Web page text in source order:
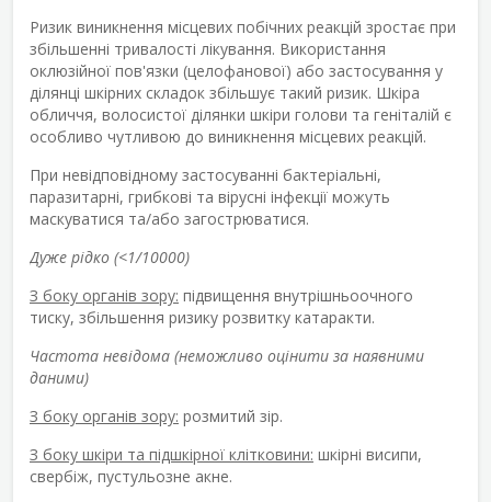
Ризик виникнення місцевих побічних реакцій зростає при
збільшенні тривалості лікування. Використання
оклюзійної пов'язки (целофанової) або застосування у
ділянці шкірних складок збільшує такий ризик. Шкіра
обличчя, волосистої ділянки шкіри голови та геніталій є
особливо чутливою до виникнення місцевих реакцій.
При невідповідному застосуванні бактеріальні,
паразитарні, грибкові та вірусні інфекції можуть
маскуватися та/або загострюватися.
Дуже рідко (<1/10000)
З боку органів зору: підвищення внутрішньоочного
тиску, збільшення ризику розвитку катаракти.
Частота невідома (неможливо оцінити за наявними
даними)
З боку органів зору: розмитий зір.
З боку шкіри та підшкірної клітковини: шкірні висипи,
свербіж, пустульозне акне.